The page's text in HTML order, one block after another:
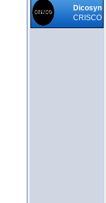
Dicosyn
CRISCO